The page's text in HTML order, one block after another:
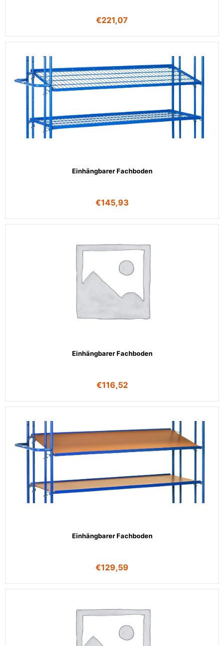
€221,07
Einhängbarer Fachboden
€145,93
Einhängbarer Fachboden
€116,52
Einhängbarer Fachboden
€129,59